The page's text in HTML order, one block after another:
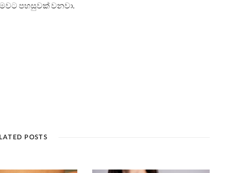
පහසුවක් වනවා.
POSTS